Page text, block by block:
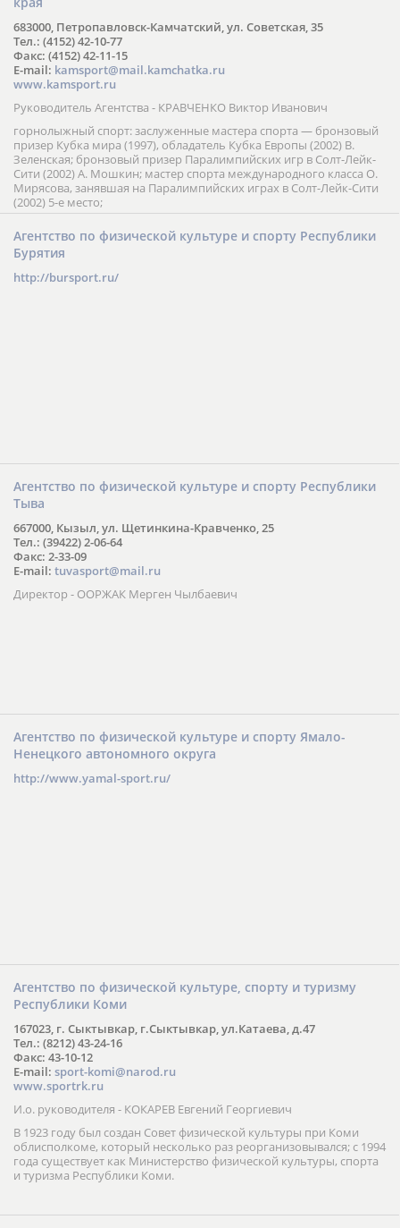
683000, Петропавловск-Камчатский, ул. Советская, 35
Тел.: (4152) 42-10-77
Факс: (4152) 42-11-15
E-mail: kamsport@mail.kamchatka.ru
www.kamsport.ru
Руководитель Агентства - КРАВЧЕНКО Виктор Иванович
горнолыжный спорт: заслуженные мастера спорта — бронзовый
призер Кубка мира (1997), обладатель Кубка Европы (2002) В.
Зеленская; бронзовый призер Паралимпийских игр в Солт-Лейк-
Сити (2002) А. Мошкин; мастер спорта международного класса О.
Мирясова, занявшая на Паралимпийских играх в Солт-Лейк-Сити
(2002) 5-е место;
Агентство по физической культуре и спорту Республики
Бурятия
http://bursport.ru/
Агентство по физической культуре и спорту Республики
Тыва
667000, Кызыл, ул. Щетинкина-Кравченко, 25
Тел.: (39422) 2-06-64
Факс: 2-33-09
E-mail: tuvasport@mail.ru
Директор - ООРЖАК Мерген Чылбаевич
Агентство по физической культуре и спорту Ямало-
Ненецкого автономного округа
http://www.yamal-sport.ru/
Агентство по физической культуре, спорту и туризму
Республики Коми
167023, г. Сыктывкар, г.Сыктывкар, ул.Катаева, д.47
Тел.: (8212) 43-24-16
Факс: 43-10-12
E-mail: sport-komi@narod.ru
www.sportrk.ru
И.о. руководителя - КОКАРЕВ Евгений Георгиевич
В 1923 году был создан Совет физической культуры при Коми
облисполкоме, который несколько раз реорганизовывался; с 1994
года существует как Министерство физической культуры, спорта
и туризма Республики Коми.